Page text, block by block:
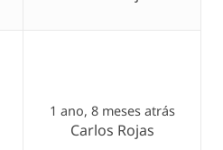
1 ano, 8 meses atrás
Carlos Rojas